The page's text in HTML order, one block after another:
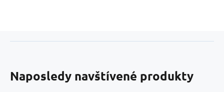
Naposledy navštívené produkty